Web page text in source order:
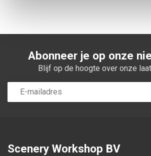
Abonneer je op onze
Blijf op de hoogte over onze
Scenery Workshop BV